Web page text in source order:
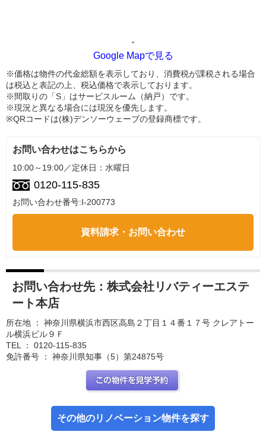
"
Google Mapで見る
※価格は物件の代金総額を表示しており、消費税が課税される場合
は税込と表記の上、税込価格で表示しております。
※間取りの「S」はサービスルーム（納戸）です。
※現況と異なる場合には現況を優先します。
※QRコードは(株)デンソーウェーブの登録商標です。
お問い合わせはこちらから
10:00～19:00／定休日：水曜日
0120-115-835
お問い合わせ番号:I-200773
資料請求・お問い合わせ
お問い合わせ先： 株式会社リバティーエステ
ート本店
所在地 ： 神奈川県横浜市西区高島２丁目１４番１７号 クレアトー
ル横浜ビル９Ｆ
TEL ： 0120-115-835
免許番号 ： 神奈川県知事（5）第24875号
その他のリノベーション物件を探す